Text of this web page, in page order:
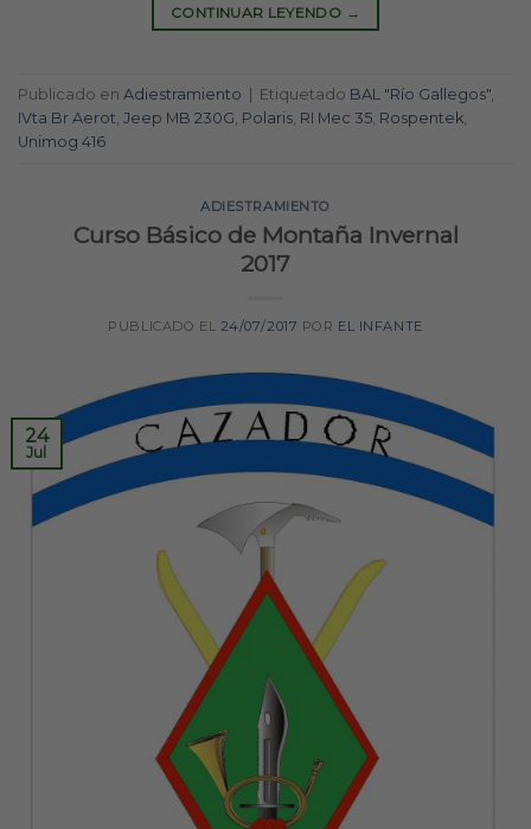
CONTINUAR LEYENDO →
Publicado en Adiestramiento | Etiquetado BAL "Río Gallegos"
IVta Br Aerot Jeep MB 230G Polaris RI Mec 35 Rospentek
Unimog 416
ADIESTRAMIENTO
Curso Básico de Montaña Invernal
2017
PUBLICADO EL 24/07/2017 POR EL INFANTE
24
Jul